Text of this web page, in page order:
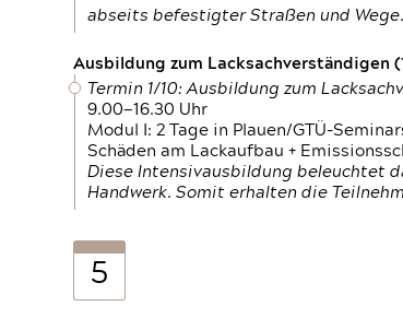
abseits befestigter Straßen und
Ausbildung zum Lacksachverständigen
Termin 1/10: Ausbildung zum
9.00—16.30 Uhr
Modul I: 2 Tage in Plauen/GTÜ-
Schäden am Lackaufbau +
Diese Intensivausbildung beleuchtet
Handwerk. Somit erhalten die
5